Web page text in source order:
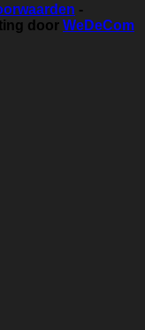
-
door WeDeCom